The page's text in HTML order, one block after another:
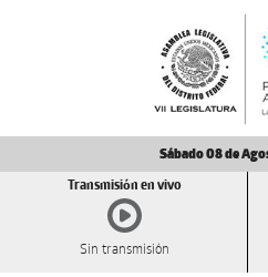
Sábado 08 de
Transmisión en vivo
Sin transmisión